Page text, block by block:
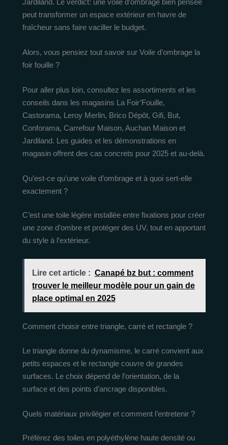
Jardiland. Le verdict: une voile d’ombrage bien pensée
peut transformer un espace extérieur en havre de
fraîcheur sans faire vaciller le budget.
Alors, vous pensiez tout savoir sur Voile d’ombrage la
foir fouille ?
Pour aller plus loin, consultez les assortiments et les
conseils dans les magasins La Foir’Fouille,
Castorama, Leroy Merlin, Brico Dépôt, Gifi, But,
Conforama, Carrefour Maison, Auchan Maison et
Jardiland. Les guides et les démonstrations en
magasin offrent des cas concrets pour 2025 et au-delà.
Qu’est-ce qu’une voile d’ombrage et à quoi sert-elle
exactement ?
C’est une toile légère installée entre fixations pour créer
une zone d’ombre et protéger des UV, tout en apportant
du style à l’extérieur.
Lire cet article : Canapé bz but : comment
trouver le meilleur modèle pour un gain de
place optimal en 2025
Comment choisir entre triangle, carré et rectangle ?
Le triangle donne du dynamisme, le carré convient aux
petits espaces et le rectangle couvre de grandes
surfaces. Le choix dépend de l’orientation, de la
surface et des points d’ancrage disponibles.
Quels matériaux privilégier et comment l’entretenir ?
Préférez des toiles en polyéthylène haute densité ou